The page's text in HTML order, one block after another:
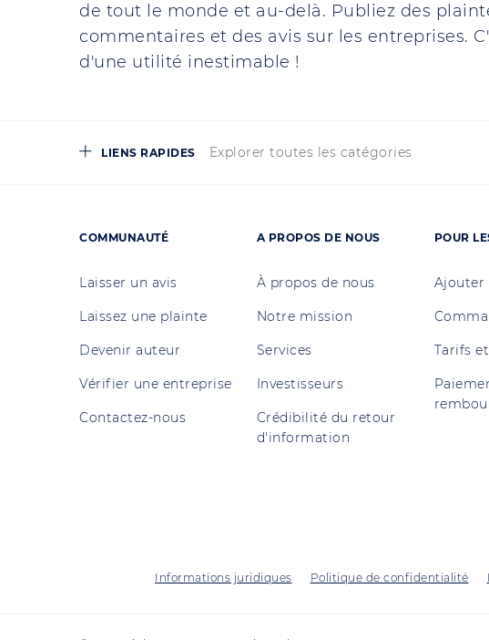
de tout le monde et au-delà. Publiez des
commentaires et des avis sur les entreprises.
d'une utilité inestimable !
LIENS RAPIDES Explorer toutes les catégories
COMMUNAUTÉ
Laisser un avis
Laissez une plainte
Devenir auteur
Vérifier une entreprise
Contactez-nous
A PROPOS DE NOUS
À propos de nous
Notre mission
Services
Investisseurs
Crédibilité du retour
d'information
POUR
Ajouter
Tarifs
Informations juridiques Politique de confidentialité